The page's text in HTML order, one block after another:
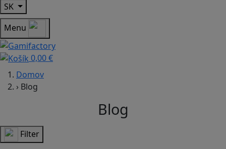
SK
Menu
0,00 €
Domov
› Blog
Blog
Filter